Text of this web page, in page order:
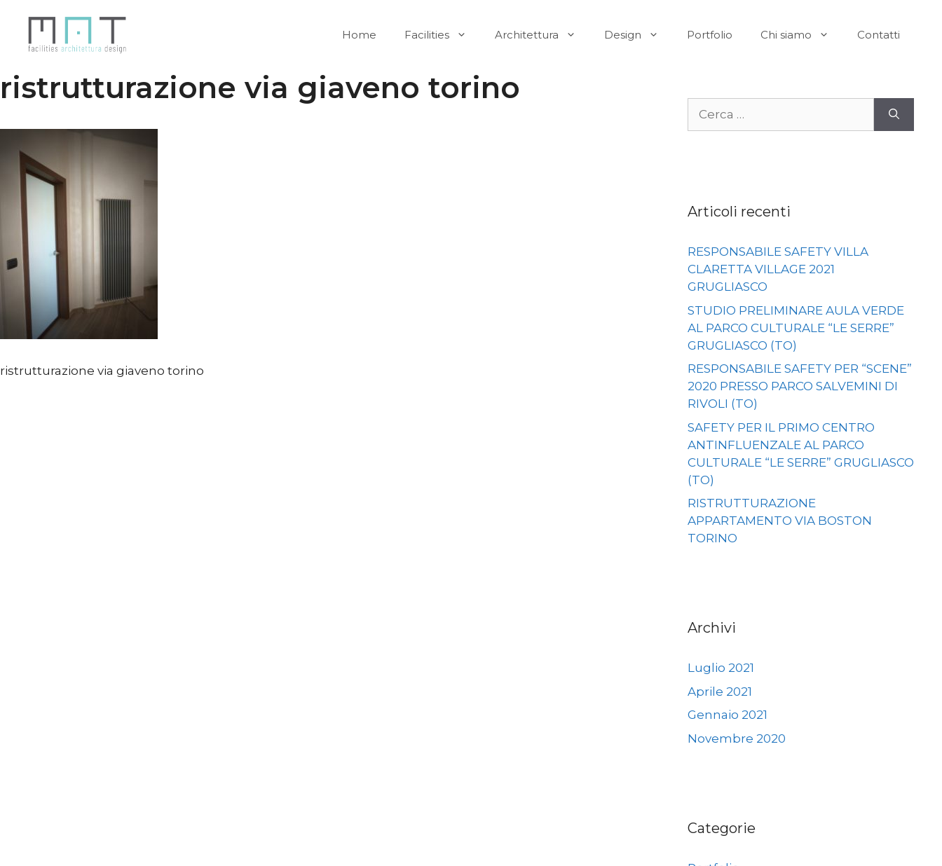
contenuto
Home Facilities Architettura Design Portfolio Chi siamo Contatti
ristrutturazione via giaveno torino
ristrutturazione via giaveno torino
Articoli recenti
RESPONSABILE SAFETY VILLA
CLARETTA VILLAGE 2021
GRUGLIASCO
STUDIO PRELIMINARE AULA VERDE
AL PARCO CULTURALE “LE SERRE”
GRUGLIASCO (TO)
RESPONSABILE SAFETY PER “SCENE”
2020 PRESSO PARCO SALVEMINI DI
RIVOLI (TO)
SAFETY PER IL PRIMO CENTRO
ANTINFLUENZALE AL PARCO
CULTURALE “LE SERRE” GRUGLIASCO
(TO)
RISTRUTTURAZIONE
APPARTAMENTO VIA BOSTON
TORINO
Archivi
Luglio 2021
Aprile 2021
Gennaio 2021
Novembre 2020
Categorie